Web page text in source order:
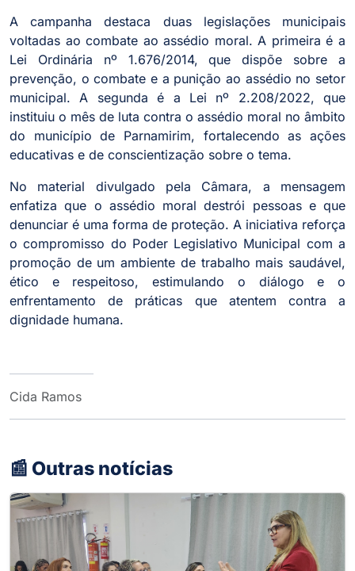
A campanha destaca duas legislações municipais
voltadas ao combate ao assédio moral. A primeira é a
Lei Ordinária nº 1.676/2014, que dispõe sobre a
prevenção, o combate e a punição ao assédio no setor
municipal. A segunda é a Lei nº 2.208/2022, que
instituiu o mês de luta contra o assédio moral no âmbito
do município de Parnamirim, fortalecendo as ações
educativas e de conscientização sobre o tema.
No material divulgado pela Câmara, a mensagem
enfatiza que o assédio moral destrói pessoas e que
denunciar é uma forma de proteção. A iniciativa reforça
o compromisso do Poder Legislativo Municipal com a
promoção de um ambiente de trabalho mais saudável,
ético e respeitoso, estimulando o diálogo e o
enfrentamento de práticas que atentem contra a
dignidade humana.
Cida Ramos
📰 Outras notícias